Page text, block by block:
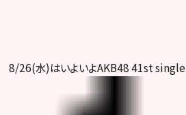
8/26(水)はいよいよAKB48 41st single